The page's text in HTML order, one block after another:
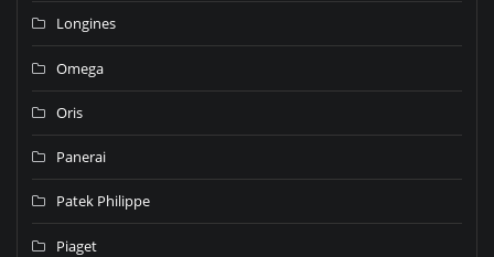
Longines
Omega
Oris
Panerai
Patek Philippe
Piaget